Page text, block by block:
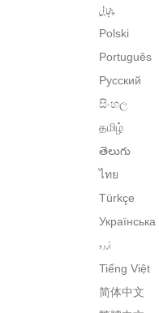
پنجابی
Polski
Português
Русский
සිංහල
தமிழ்
తెలుగు
ไทย
Türkçe
Українська
اُردو
Tiếng Việt
简体中文